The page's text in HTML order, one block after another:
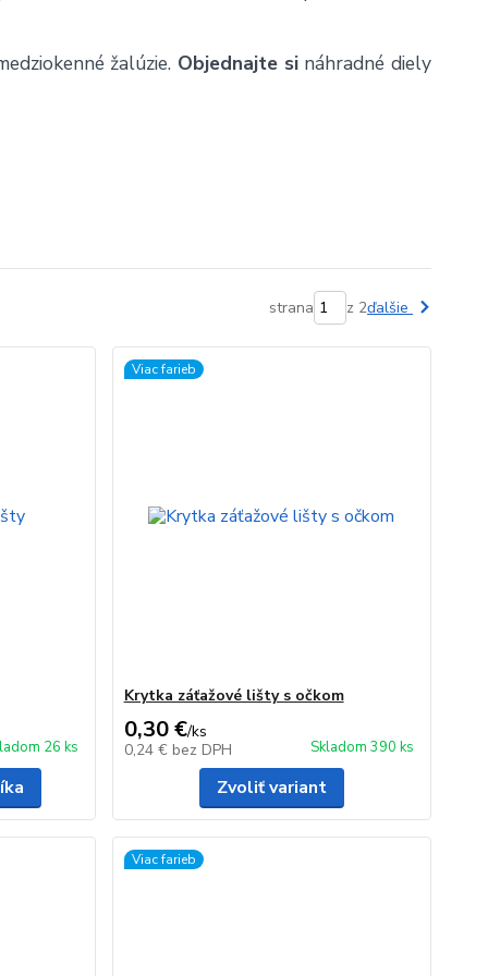
žalúzie. Objednajte sináhradné diely
strana z 2ďalšie
26 ks
Viac farieb
Krytka záťažové lišty s očkom
0,30 €/ks
0,24 € bez DPH Skladom 390 ks
Zvoliť variant
Viac farieb